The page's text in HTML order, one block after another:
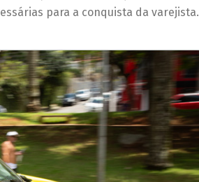
para a conquista da varejista.